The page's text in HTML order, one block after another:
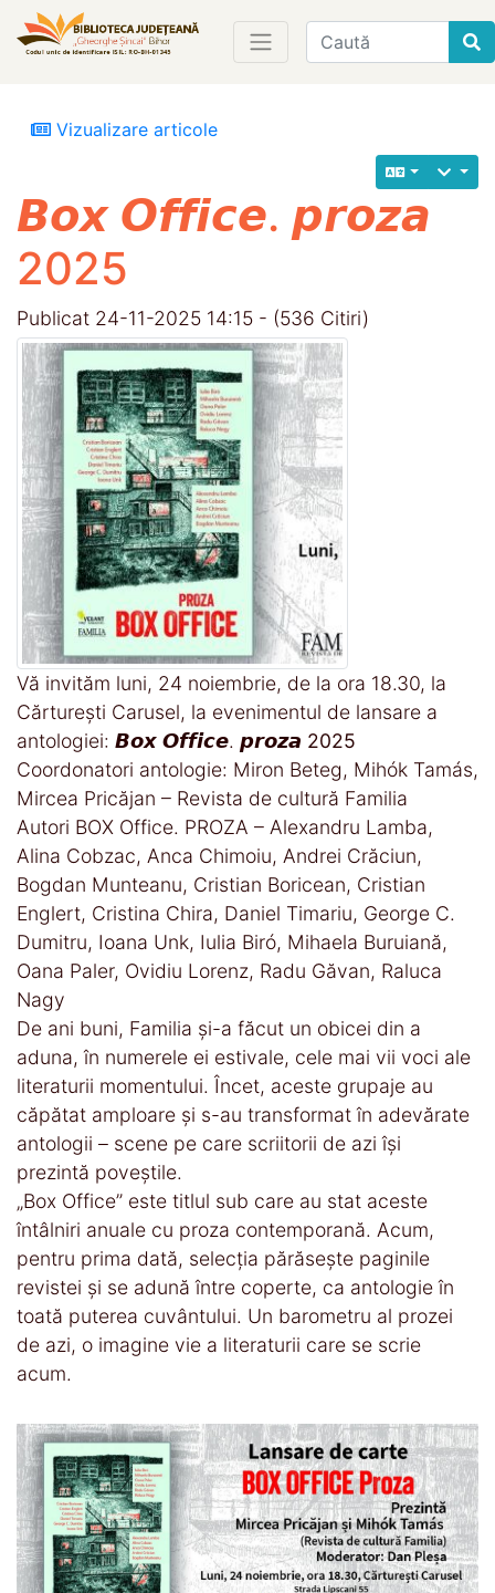
Find
Vizualizare articole
𝘽𝙤𝙭 𝙊𝙛𝙛𝙞𝙘𝙚. 𝙥𝙧𝙤𝙯𝙖
2025
Publicat 24-11-2025 14:15 - (536 Citiri)
Vă invităm luni, 24 noiembrie, de la ora 18.30, la
Cărturești Carusel, la evenimentul de lansare a
antologiei: 𝘽𝙤𝙭 𝙊𝙛𝙛𝙞𝙘𝙚. 𝙥𝙧𝙤𝙯𝙖 2025
Coordonatori antologie: Miron Beteg, Mihók Tamás,
Mircea Pricăjan – Revista de cultură Familia
Autori BOX Office. PROZA – Alexandru Lamba,
Alina Cobzac, Anca Chimoiu, Andrei Crăciun,
Bogdan Munteanu, Cristian Boricean, Cristian
Englert, Cristina Chira, Daniel Timariu, George C.
Dumitru, Ioana Unk, Iulia Biró, Mihaela Buruiană,
Oana Paler, Ovidiu Lorenz, Radu Găvan, Raluca
Nagy
De ani buni, Familia și-a făcut un obicei din a
aduna, în numerele ei estivale, cele mai vii voci ale
literaturii momentului. Încet, aceste grupaje au
căpătat amploare și s-au transformat în adevărate
antologii – scene pe care scriitorii de azi își
prezintă poveștile.
„Box Office” este titlul sub care au stat aceste
întâlniri anuale cu proza contemporană. Acum,
pentru prima dată, selecția părăsește paginile
revistei și se adună între coperte, ca antologie în
toată puterea cuvântului. Un barometru al prozei
de azi, o imagine vie a literaturii care se scrie
acum.